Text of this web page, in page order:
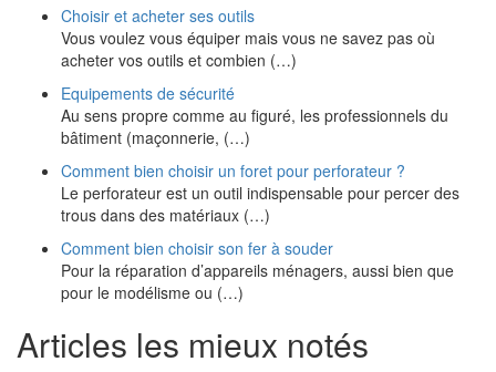
Choisir et acheter ses outils
Vous voulez vous équiper mais vous ne savez pas où
acheter vos outils et combien (…)
Equipements de sécurité
Au sens propre comme au figuré, les professionnels du
bâtiment (maçonnerie, (…)
Comment bien choisir un foret pour perforateur ?
Le perforateur est un outil indispensable pour percer des
trous dans des matériaux (…)
Comment bien choisir son fer à souder
Pour la réparation d’appareils ménagers, aussi bien que
pour le modélisme ou (…)
Articles les mieux notés